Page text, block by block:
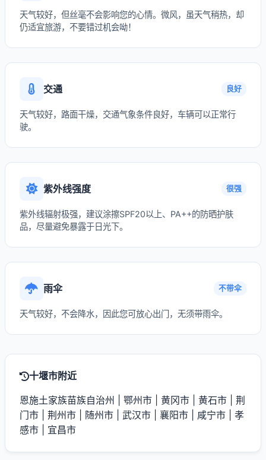
天气较好，但丝毫不会影响您的心情。微风，虽天气稍热，却
仍适宜旅游，不要错过机会呦！
交通 良好
天气较好，路面干燥，交通气象条件良好，车辆可以正常行
驶。
紫外线强度 很强
紫外线辐射极强，建议涂擦SPF20以上、PA++的防晒护肤
品，尽量避免暴露于日光下。
雨伞 不带伞
天气较好，不会降水，因此您可放心出门，无须带雨伞。
十堰市附近
恩施土家族苗族自治州 鄂州市 黄冈市 黄石市
荆
门市
荆州市 随州市 武汉市 襄阳市 咸宁市
孝
感市
宜昌市